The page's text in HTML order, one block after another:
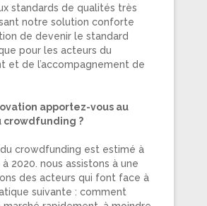
standards de qualités très
notre solution conforte
de devenir le standard
pour les acteurs du
et de l’accompagnement de
apportez-vous au
crowdfunding ?
crowdfunding est estimé à
2020. nous assistons à une
des acteurs qui font face à
suivante : comment